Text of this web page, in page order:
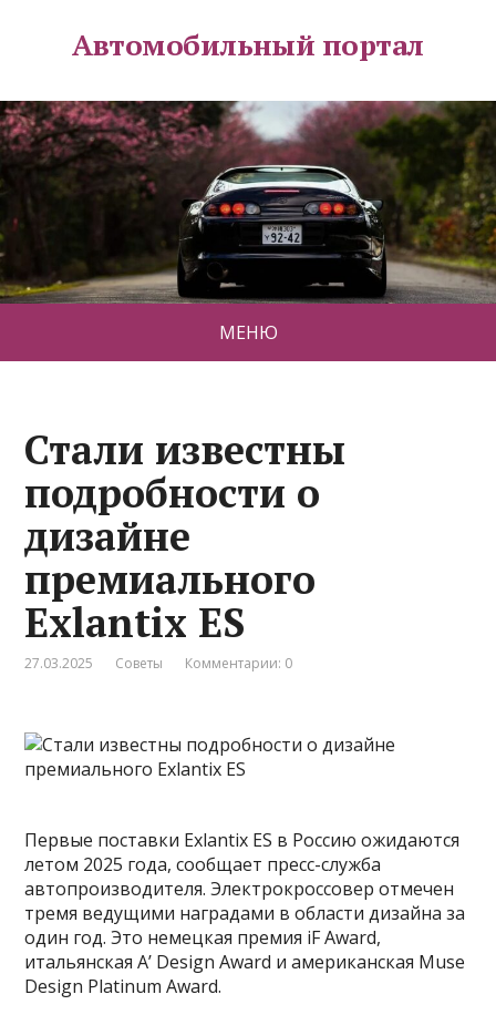
Автомобильный портал
МЕНЮ
Стали известны
подробности о
дизайне
премиального
Exlantix ES
27.03.2025 Советы Комментарии: 0
Первые поставки Exlantix ES в Россию ожидаются
летом 2025 года, сообщает пресс-служба
автопроизводителя. Электрокроссовер отмечен
тремя ведущими наградами в области дизайна за
один год. Это немецкая премия iF Award,
итальянская A’ Design Award и американская Muse
Design Platinum Award.